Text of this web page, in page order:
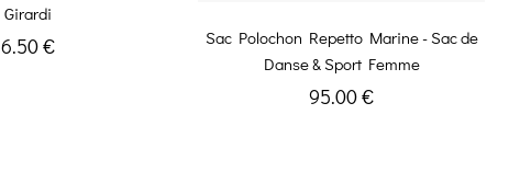
Girardi
6.50 €
Sac Polochon Repetto Marine - Sac de
Danse & Sport Femme
95.00 €